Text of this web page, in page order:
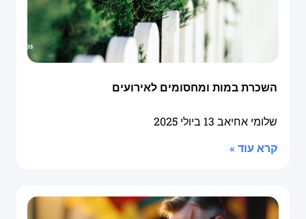
השכרת במות ומחסומים לאירועים
שלומי אחיאב 13 ביולי 2025
קרא עוד »